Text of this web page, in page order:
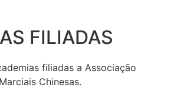
FILIADAS
filiadas a Associação
Chinesas.